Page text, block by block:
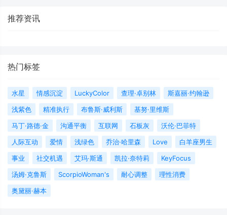
推荐资讯
热门标签
水星 情感沉淀 LuckyColor 查理·卓别林
斯嘉丽·约翰逊
浅紫色
精准执行 布鲁斯·威利斯
基努·里维斯
马丁·路德·金
沟通平衡 互联网 石板灰
沃伦·巴菲特
人际互动
爱情 浅绿色 乔治·哈里森 Love
白羊座男生
事业
社交机遇 艾玛·斯通 凯拉·奈特莉
KeyFocus
汤姆·克鲁斯
ScorpioWoman's 耐心调整
理性消费
奥黛丽·赫本